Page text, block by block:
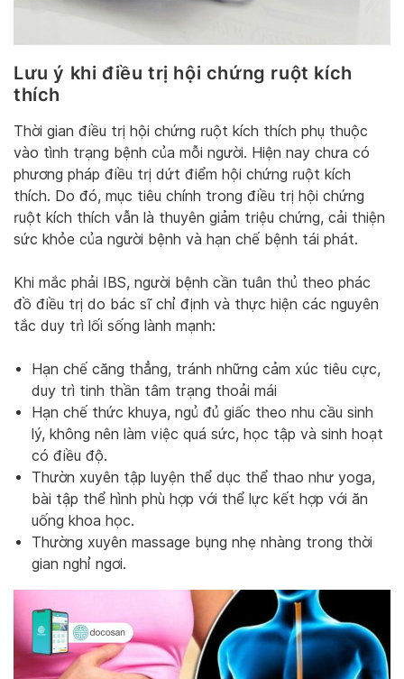
Lưu ý khi điều trị hội chứng ruột kích
thích
Thời gian điều trị hội chứng ruột kích thích phụ thuộc
vào tình trạng bệnh của mỗi người. Hiện nay chưa có
phương pháp điều trị dứt điểm hội chứng ruột kích
thích. Do đó, mục tiêu chính trong điều trị hội chứng
ruột kích thích vẫn là thuyên giảm triệu chứng, cải thiện
sức khỏe của người bệnh và hạn chế bệnh tái phát.
Khi mắc phải IBS, người bệnh cần tuân thủ theo phác
đồ điều trị do bác sĩ chỉ định và thực hiện các nguyên
tắc duy trì lối sống lành mạnh:
Hạn chế căng thẳng, tránh những cảm xúc tiêu cực,
duy trì tinh thần tâm trạng thoải mái
Hạn chế thức khuya, ngủ đủ giấc theo nhu cầu sinh
lý, không nên làm việc quá sức, học tập và sinh hoạt
có điều độ.
Thườn xuyên tập luyện thể dục thể thao như yoga,
bài tập thể hình phù hợp với thể lực kết hợp với ăn
uống khoa học.
Thường xuyên massage bụng nhẹ nhàng trong thời
gian nghỉ ngơi.